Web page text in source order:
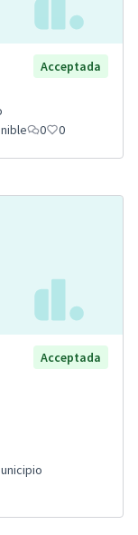
Acceptada
0 0
Acceptada